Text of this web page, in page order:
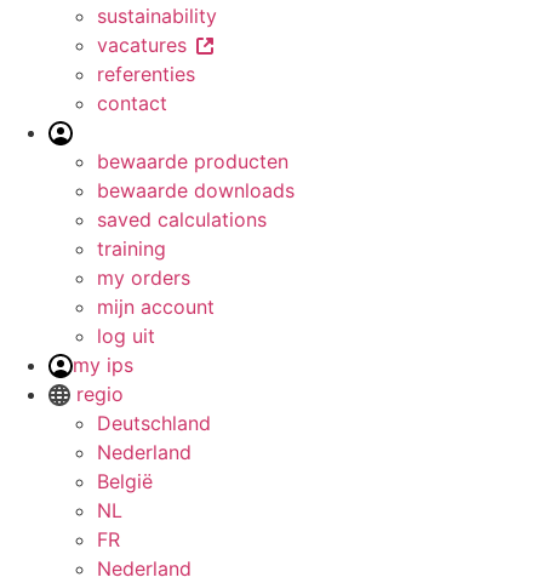
sustainability
vacatures
referenties
contact
bewaarde producten
bewaarde downloads
saved calculations
training
my orders
mijn account
log uit
my ips
regio
Deutschland
Nederland
België
NL
FR
Nederland